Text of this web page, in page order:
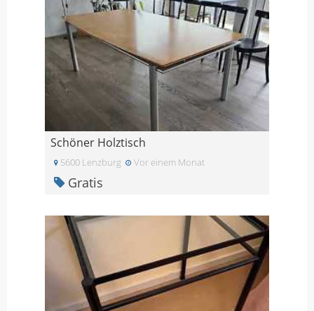
Schöner Holztisch
5600 Lenzburg Vor einem Monat
Gratis